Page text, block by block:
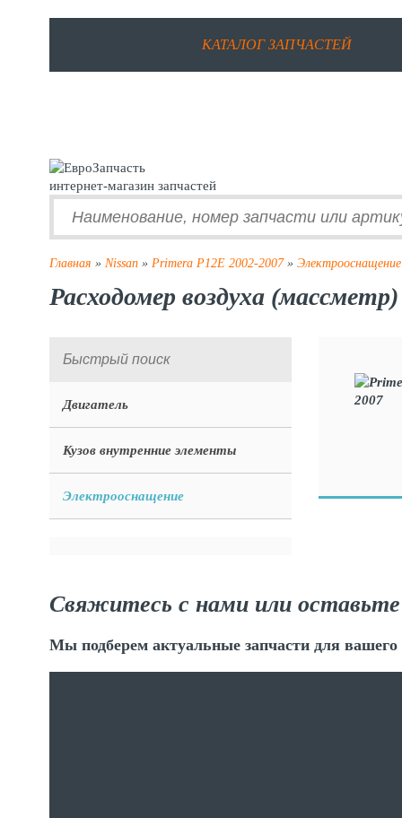
КАТАЛОГ ЗАПЧАСТЕЙ
интернет-магазин запчастей
Главная » Nissan » Primera P12E 2002-2007» Электрооснащение
Расходомер воздуха
Двигатель
Кузов внутренние элементы
Электрооснащение
Свяжитесь с нами или оставьте
Мы подберем актуальные запчасти для вашего